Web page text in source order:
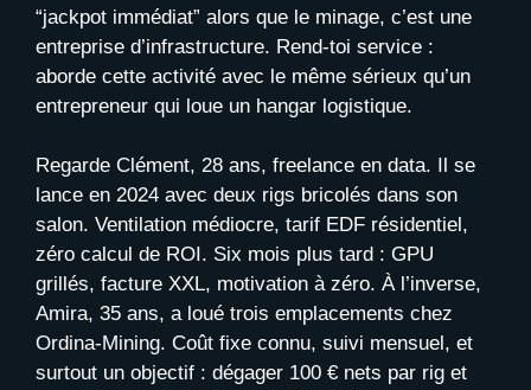
“jackpot immédiat” alors que le minage, c’est une
entreprise d’infrastructure. Rend-toi service :
aborde cette activité avec le même sérieux qu’un
entrepreneur qui loue un hangar logistique.
Regarde Clément, 28 ans, freelance en data. Il se
lance en 2024 avec deux rigs bricolés dans son
salon. Ventilation médiocre, tarif EDF résidentiel,
zéro calcul de ROI. Six mois plus tard : GPU
grillés, facture XXL, motivation à zéro. À l’inverse,
Amira, 35 ans, a loué trois emplacements chez
Ordina-Mining. Coût fixe connu, suivi mensuel, et
surtout un objectif : dégager 100 € nets par rig et